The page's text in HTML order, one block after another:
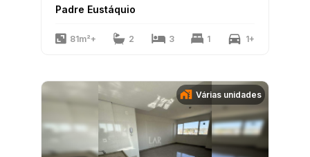
Padre Eustáquio
81m²+ 2 3 1 1+
Várias unidades